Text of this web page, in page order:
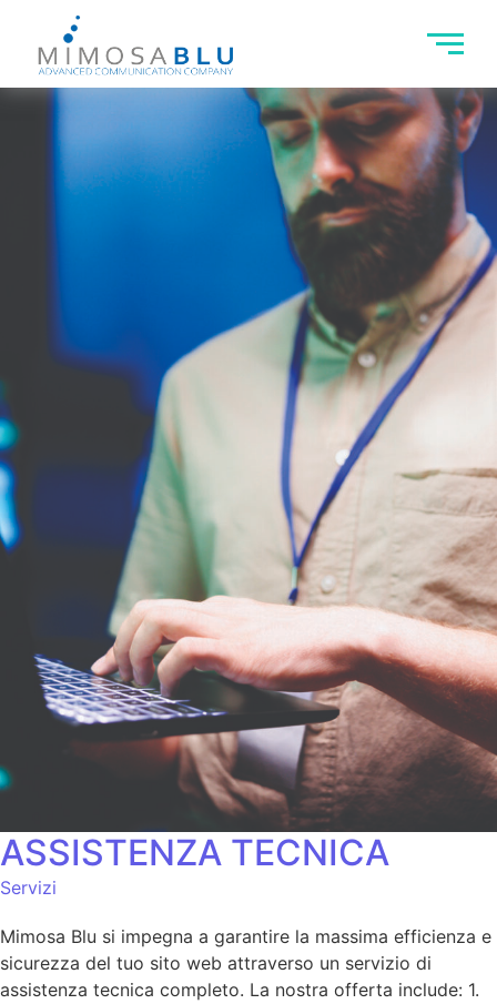
ASSISTENZA TECNICA
Servizi
Mimosa Blu si impegna a garantire la massima efficienza e
sicurezza del tuo sito web attraverso un servizio di
assistenza tecnica completo. La nostra offerta include: 1.